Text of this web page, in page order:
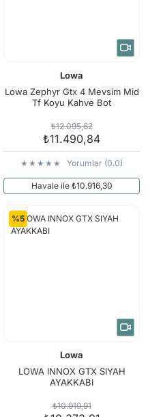
Lowa
Lowa Zephyr Gtx 4 Mevsim Mid
Tf Koyu Kahve Bot
₺12.095,62
₺11.490,84
Yorumlar (0.0)
Havale ile ₺10.916,30
%5
Lowa
LOWA INNOX GTX SIYAH
AYAKKABI
₺10.919,91